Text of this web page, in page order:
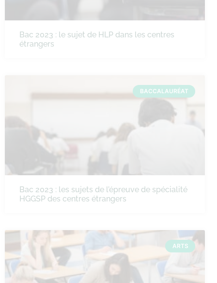
Bac 2023 : le sujet de HLP dans les centres
étrangers
BACCALAURÉAT
Bac 2023 : les sujets de l’épreuve de spécialité
HGGSP des centres étrangers
ARTS